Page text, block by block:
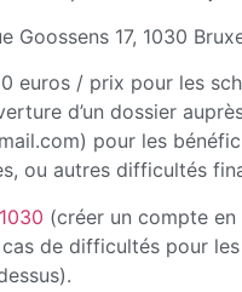
Goossens 17, 1030
euros / prix pour les
d’un dossier
pour les
ou autres difficultés
(créer un compte
de difficultés pour